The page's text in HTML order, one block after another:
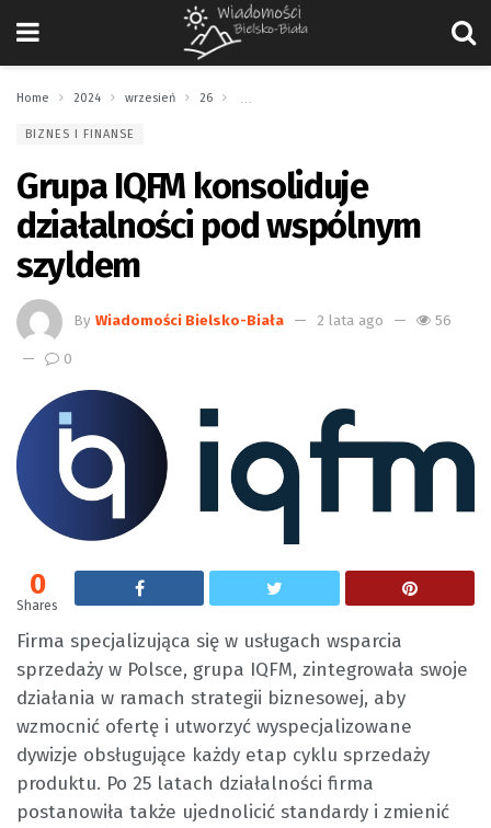
Home 2024 wrzesień 26
BIZNES I FINANSE
Grupa IQFM konsoliduje
działalności pod wspólnym
szyldem
By Wiadomości Bielsko-Biała 2 lata ago 56
0
0
Shares
Firma specjalizująca się w usługach wsparcia
sprzedaży w Polsce, grupa IQFM, zintegrowała swoje
działania w ramach strategii biznesowej, aby
wzmocnić ofertę i utworzyć wyspecjalizowane
dywizje obsługujące każdy etap cyklu sprzedaży
produktu. Po 25 latach działalności firma
postanowiła także ujednolicić standardy i zmienić